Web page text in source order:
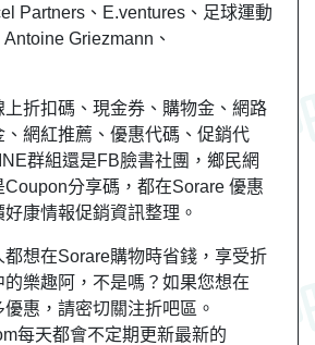
Partners、E.ventures、足球運動
Griezmann、
折扣碼、現金券、購物金、網路
網紅推薦、優惠代碼、促銷代
群組還是FB臉書社團， 鄉民網
分享碼，都在Sorare 優惠
康情報促銷資訊整理。
都想在Sorare購物時省錢，享受折
樂趣阿，不是嗎？如果您想在
惠，請密切關注折吧區。
每天都會不定期更新最新的